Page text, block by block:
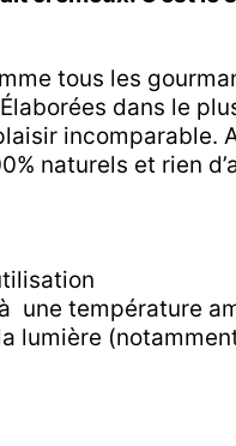
tous les
dans le
incomparable.
naturels et rien
une température
lumière